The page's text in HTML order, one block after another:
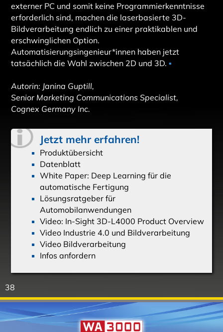
externer PC und somit keine Programmierkenntnisse
erforderlich sind, machen die laserbasierte 3D-
Bildverarbeitung endlich zu einer praktikablen und
erschwinglichen Option.
Automatisierungsingenieur*innen haben jetzt
tatsächlich die Wahl zwischen 2D und 3D.▪
Autorin: Janina Guptill,
Senior Marketing Communications Specialist,
Cognex Germany Inc.
Jetzt mehr erfahren!
Produktübersicht
Datenblatt
White Paper: Deep Learning für die
automatische Fertigung
Lösungsratgeber für
Automobilanwendungen
Video: In-Sight 3D-L4000 Product Overview
Video Industrie 4.0 und Bildverarbeitung
Video Bildverarbeitung
Infos anfordern
38